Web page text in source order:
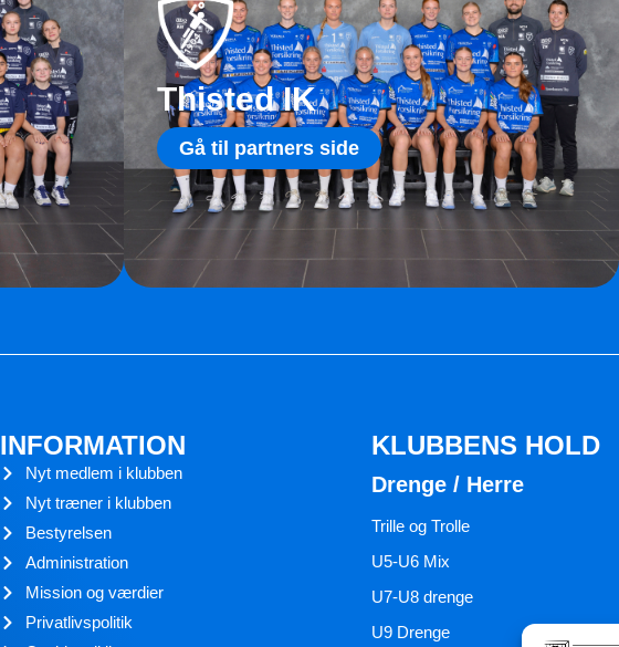
Thisted IK
Gå til partners side
INFORMATION
Nyt medlem i klubben
Nyt træner i klubben
Bestyrelsen
Administration
Mission og værdier
Privatlivspolitik
KLUBBENS HOLD
Drenge / Herre
Trille og Trolle
U5-U6 Mix
U7-U8 drenge
U9 Drenge